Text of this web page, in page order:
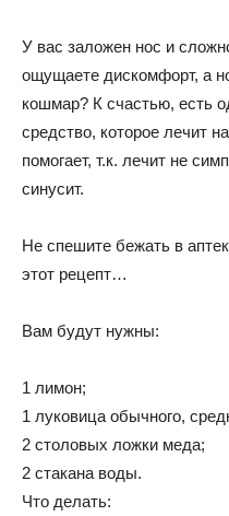
У вас заложен нос и
ощущаете дискомфорт, а
кошмар? К счастью, есть
средство, которое лечит
помогает, т.к. лечит не
синусит.
Не спешите бежать в
этот рецепт…
Вам будут нужны:
1 лимон;
1 луковица обычного,
2 столовых ложки меда;
2 стакана воды.
Что делать: